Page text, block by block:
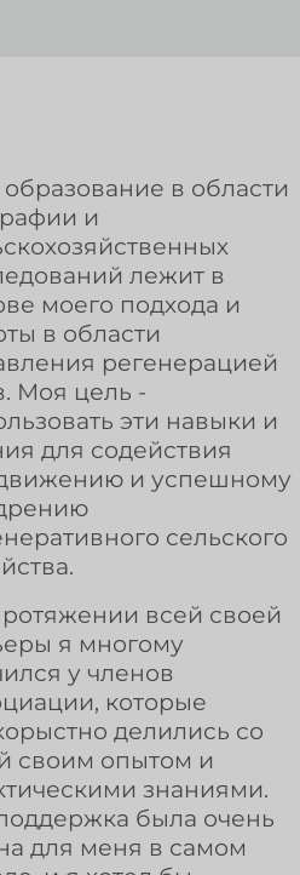
в области
и
лежит в
моего подхода и
в области
регенерацией
Моя цель -
эти навыки и
для содействия
и успешному
сельского
всей своей
я многому
у членов
которые
делились со
своим опытом и
знаниями.
была очень
для меня в самом